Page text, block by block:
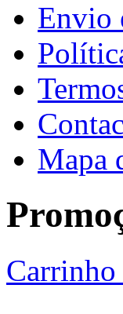
Envio
Mapa
Carrinho